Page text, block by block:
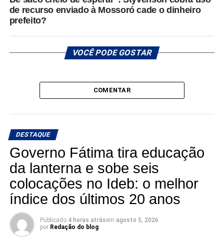
de recurso enviado à Mossoró cade o dinheiro
prefeito?
VOCÊ PODE GOSTAR
COMENTAR
DESTAQUE
Governo Fátima tira educação
da lanterna e sobe seis
colocações no Ideb: o melhor
índice dos últimos 20 anos
Publicado 4 horas atrásem agosto 5, 2026
por Redação do blog